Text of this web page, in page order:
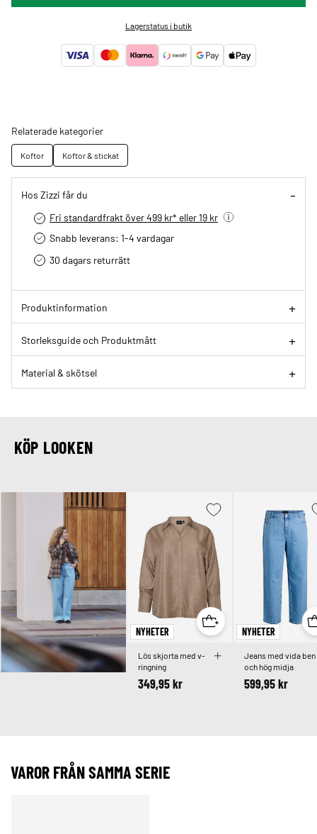
Lagerstatus i butik
Relaterade kategorier
Koftor Koftor & stickat
Hos Zizzi får du
Fri standardfrakt över 499 kr* eller 19 kr
Snabb leverans: 1-4 vardagar
30 dagars returrätt­
Produktinformation
Storleksguide och Produktmått
Material & skötsel
KÖP LOOKEN
NYHETER
Lös skjorta med v-
ringning
349,95 kr
NYHETER
Jeans med vida ben
och hög midja
599,95 kr
VAROR FRÅN SAMMA SERIE